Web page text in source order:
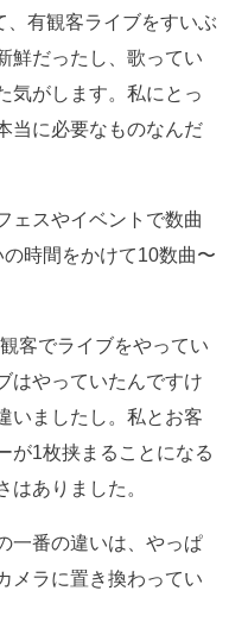
有観客ライブをすいぶ
鮮だったし、歌ってい
気がします。私にとっ
当に必要なものなんだ
ェスやイベントで数曲
時間をかけて10数曲〜
客でライブをやってい
はやっていたんですけ
いましたし。私とお客
が1枚挟まることになる
ありました。
一番の違いは、やっぱ
メラに置き換わってい